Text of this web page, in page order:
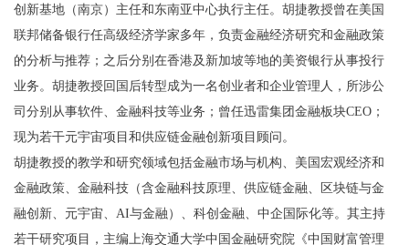
创新基地（南京）主任和东南亚中心执行主任。胡捷教授曾在美国
联邦储备银行任高级经济学家多年，负责金融经济研究和金融政策
的分析与推荐；之后分别在香港及新加坡等地的美资银行从事投行
业务。胡捷教授回国后转型成为一名创业者和企业管理人，所涉公
司分别从事软件、金融科技等业务；曾任迅雷集团金融板块CEO；
现为若干元宇宙项目和供应链金融创新项目顾问。
胡捷教授的教学和研究领域包括金融市场与机构、美国宏观经济和
金融政策、金融科技（含金融科技原理、供应链金融、区块链与金
融创新、元宇宙、AI与金融）、科创金融、中企国际化等。其主持
若干研究项目，主编上海交通大学中国金融研究院《中国财富管理